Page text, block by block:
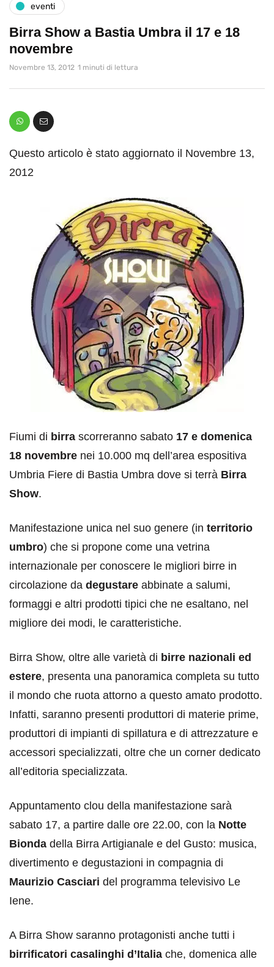
eventi
Birra Show a Bastia Umbra il 17 e 18
novembre
Novembre 13, 2012 1 minuti di lettura
Questo articolo è stato aggiornato il Novembre 13,
2012
Fiumi di birra scorreranno sabato 17 e domenica
18 novembre nei 10.000 mq dell’area espositiva
Umbria Fiere di Bastia Umbra dove si terrà Birra
Show.
Manifestazione unica nel suo genere (in territorio
umbro) che si propone come una vetrina
internazionale per conoscere le migliori birre in
circolazione da degustare abbinate a salumi,
formaggi e altri prodotti tipici che ne esaltano, nel
migliore dei modi, le caratteristiche.
Birra Show, oltre alle varietà di birre nazionali ed
estere, presenta una panoramica completa su tutto
il mondo che ruota attorno a questo amato prodotto.
Infatti, saranno presenti produttori di materie prime,
produttori di impianti di spillatura e di attrezzature e
accessori specializzati, oltre che un corner dedicato
all’editoria specializzata.
Appuntamento clou della manifestazione sarà
sabato 17, a partire dalle ore 22.00, con la Notte
Bionda della Birra Artigianale e del Gusto: musica,
divertimento e degustazioni in compagnia di
Maurizio Casciari del programma televisivo Le
Iene.
A Birra Show saranno protagonisti anche tutti i
birrificatori casalinghi d’Italia che, domenica alle